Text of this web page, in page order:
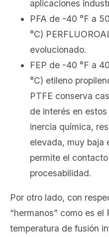
aplicaciones
PFA de -40 °F a
°C)
evolucionado.
FEP de -40 °F a
°C) etileno
PTFE conserva
de interés en
inercia química,
elevada, muy baja
permite el
procesabilidad.
Por otro lado, con
“hermanos” como es
temperatura de fusión